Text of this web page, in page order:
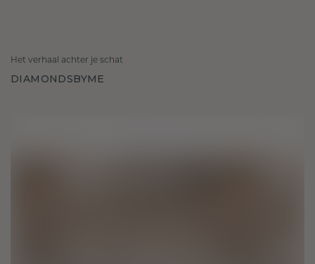
Het verhaal achter je schat
DIAMONDSBYME